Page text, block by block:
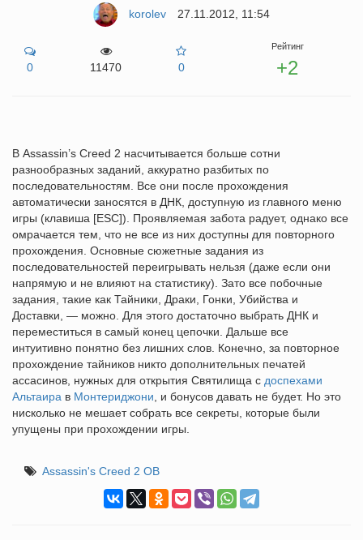
korolev 27.11.2012, 11:54
0 11470 0
Рейтинг
+2
В Assassin’s Creed 2 насчитывается больше сотни
разнообразных заданий, аккуратно разбитых по
последовательностям. Все они после прохождения
автоматически заносятся в ДНК, доступную из главного меню
игры (клавиша [ESC]). Проявляемая забота радует, однако все
омрачается тем, что не все из них доступны для повторного
прохождения. Основные сюжетные задания из
последовательностей переигрывать нельзя (даже если они
напрямую и не влияют на статистику). Зато все побочные
задания, такие как Тайники, Драки, Гонки, Убийства и
Доставки, — можно. Для этого достаточно выбрать ДНК и
переместиться в самый конец цепочки. Дальше все
интуитивно понятно без лишних слов. Конечно, за повторное
прохождение тайников никто дополнительных печатей
ассасинов, нужных для открытия Святилища с доспехами
Альтаира в Монтериджони , и бонусов давать не будет. Но это
нисколько не мешает собрать все секреты, которые были
упущены при прохождении игры.
Assassin's Creed 2 ОВ